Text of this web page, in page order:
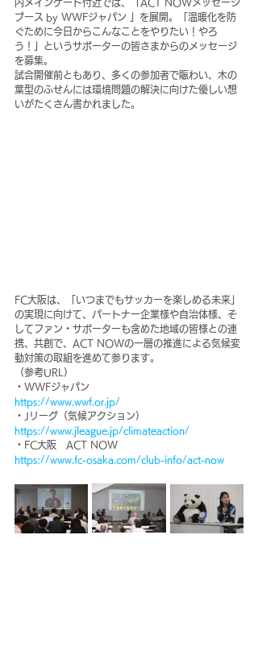
内メインゲート付近では、「ACT NOWメッセージ
ブース by WWFジャパン 」を展開。「温暖化を防
ぐために今日からこんなことをやりたい！やろ
う！」というサポーターの皆さまからのメッセージ
を募集。
試合開催前ともあり、多くの参加者で賑わい、木の
葉型のふせんには環境問題の解決に向けた優しい想
いがたくさん書かれました。
FC大阪は、「いつまでもサッカーを楽しめる未来」
の実現に向けて、パートナー企業様や自治体様、そ
してファン・サポーターも含めた地域の皆様との連
携、共創で、ACT NOWの一層の推進による気候変
動対策の取組を進めて参ります。
（参考URL）
・WWFジャパン
https://www.wwf.or.jp/
・Jリーグ（気候アクション）
https://www.jleague.jp/climateaction/
・FC大阪　ACT NOW
https://www.fc-osaka.com/club-info/act-now